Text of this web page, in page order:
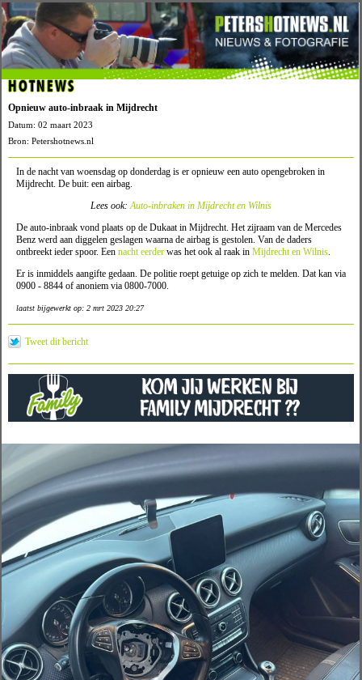
HOTNEWS
Opnieuw auto-inbraak in Mijdrecht
Datum: 02 maart 2023
Bron: Petershotnews.nl
In de nacht van woensdag op donderdag is er opnieuw een auto opengebroken in
Mijdrecht. De buit: een airbag.
Lees ook:Auto-inbraken in Mijdrecht en Wilnis
De auto-inbraak vond plaats op de Dukaat in Mijdrecht. Het zijraam van de Mercedes
Benz werd aan diggelen geslagen waarna de airbag is gestolen. Van de daders
ontbreekt ieder spoor. Een nacht eerder was het ook al raak in Mijdrecht en Wilnis.
Er is inmiddels aangifte gedaan. De politie roept getuige op zich te melden. Dat kan via
0900 - 8844 of anoniem via 0800-7000.
laatst bijgewerkt op: 2 mrt 2023 20:27
Tweet dit bericht